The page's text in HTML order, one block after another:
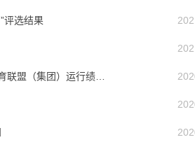
评选结果
建开放融合平台 促服务发展提升——普陀区职业教育联盟（集团）运行绩效自评汇报